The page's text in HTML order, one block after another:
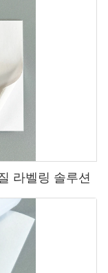
라벨링 솔루션